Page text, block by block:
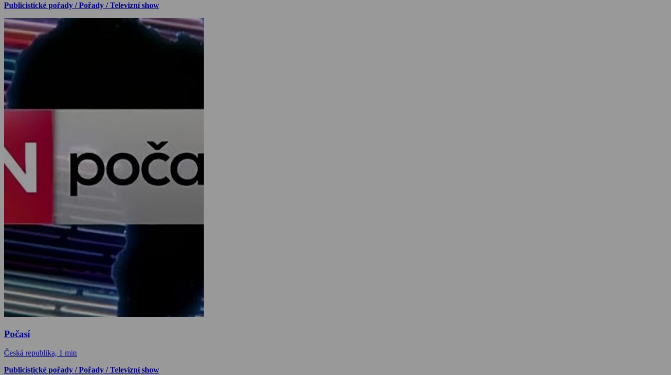
Publicistické pořady / Pořady / Televizní show
Počasí
Česká republika, 1 min
Publicistické pořady / Pořady / Televizní show